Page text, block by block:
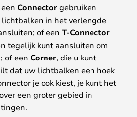
Connectorgebruiken
lichtbalken in het verlengde
of eenT-Connector
tegelijk kunt aansluiten om
of een Corner, die u kunt
dat uw lichtbalken een hoek
je ook kiest, je kunt het
een groter gebied in